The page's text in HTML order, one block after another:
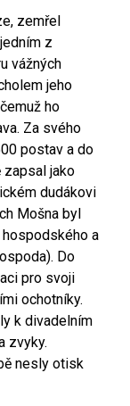
zemřel
z
vážných
jeho
ho
Za svého
postav a do
zapsal jako
dudákovi
Mošna byl
a
Do
pro svoji
ochotníky.
k divadelním
zvyky.
nesly otisk